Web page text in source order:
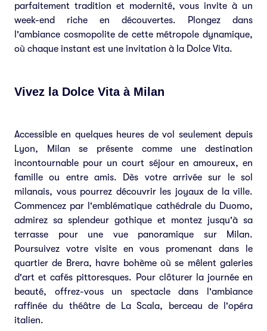
parfaitement tradition et modernité, vous invite à un
week-end riche en découvertes. Plongez dans
l'ambiance cosmopolite de cette métropole dynamique,
où chaque instant est une invitation à la Dolce Vita.
Vivez la Dolce Vita à Milan
Accessible en quelques heures de vol seulement depuis
Lyon, Milan se présente comme une destination
incontournable pour un court séjour en amoureux, en
famille ou entre amis. Dès votre arrivée sur le sol
milanais, vous pourrez découvrir les joyaux de la ville.
Commencez par l'emblématique cathédrale du Duomo,
admirez sa splendeur gothique et montez jusqu'à sa
terrasse pour une vue panoramique sur Milan.
Poursuivez votre visite en vous promenant dans le
quartier de Brera, havre bohème où se mêlent galeries
d'art et cafés pittoresques. Pour clôturer la journée en
beauté, offrez-vous un spectacle dans l'ambiance
raffinée du théâtre de La Scala, berceau de l'opéra
italien.